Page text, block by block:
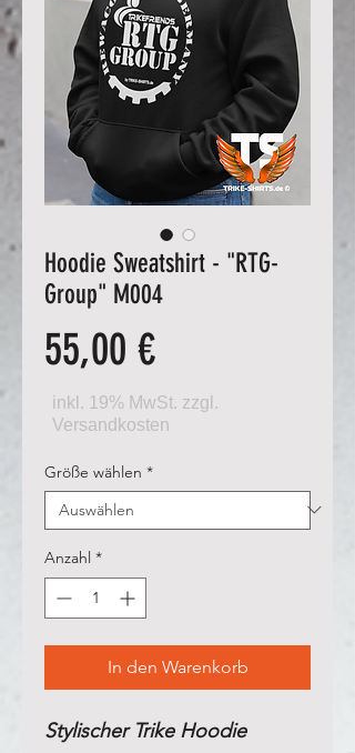
Hoodie Sweatshirt - "RTG-
Group" M004
55,00 €Preis
Größe wählen *
Anzahl *
In den Warenkorb
Stylischer Trike Hoodie